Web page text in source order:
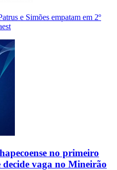
e Simões empatam em 2º
no primeiro
vaga no Mineirão